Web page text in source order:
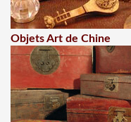
Objets Art de Chine